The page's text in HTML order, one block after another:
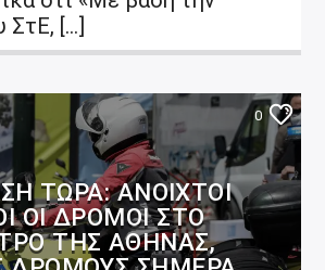
ΣτΕ, […]
0
ΤΏΡΑ: ΑΝΟΙΧΤΟΊ
ΟΙ ΔΡΌΜΟΙ ΣΤΟ
ΤΗΣ ΑΘΉΝΑΣ,